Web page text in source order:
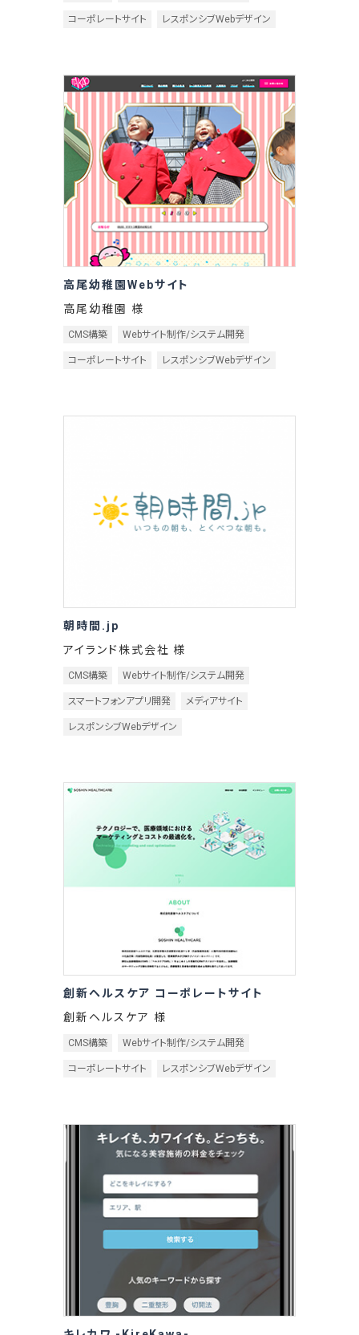
コーポレートサイト レスポンシブWebデザイン
高尾幼稚園Webサイト
高尾幼稚園 様
CMS構築 Webサイト制作/システム開発
コーポレートサイト レスポンシブWebデザイン
朝時間.jp
アイランド株式会社 様
CMS構築 Webサイト制作/システム開発
スマートフォンアプリ開発 メディアサイト
レスポンシブWebデザイン
創新ヘルスケア コーポレートサイト
創新ヘルスケア 様
CMS構築 Webサイト制作/システム開発
コーポレートサイト レスポンシブWebデザイン